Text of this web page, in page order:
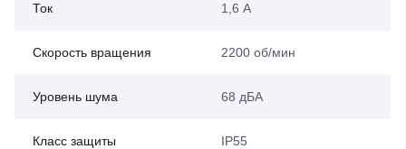
Ток 1,6 А
Скорость вращения 2200 об/мин
Уровень шума 68 дБА
Класс защиты IP55